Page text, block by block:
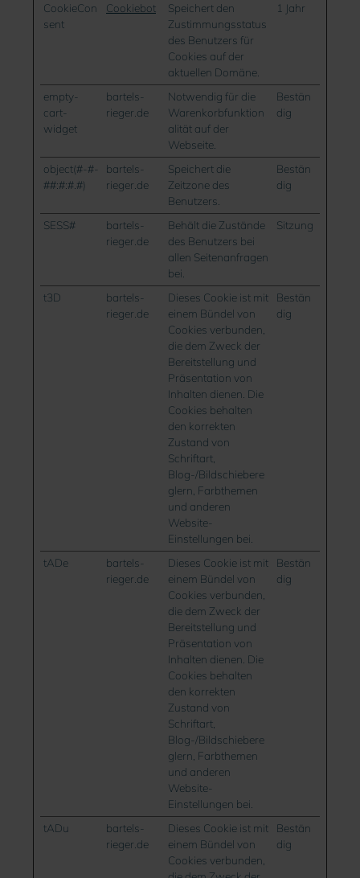
CookieCon
sent
Cookiebot
Speichert den
Zustimmungsstatus
des Benutzers für
Cookies auf der
aktuellen Domäne.
1 Jahr
empty-
cart-
widget
bartels-
rieger.de
Notwendig für die
Warenkorbfunktion
alität auf der
Webseite.
Bestän
dig
object(#-#-
##:#:#.#)
bartels-
rieger.de
Speichert die
Zeitzone des
Benutzers.
Bestän
dig
SESS#
bartels-
rieger.de
Behält die Zustände
des Benutzers bei
allen Seitenanfragen
bei.
Sitzung
t3D
bartels-
rieger.de
Dieses Cookie ist mit
einem Bündel von
Cookies verbunden,
die dem Zweck der
Bereitstellung und
Präsentation von
Inhalten dienen. Die
Cookies behalten
den korrekten
Zustand von
Schriftart,
Blog-/Bildschiebere
glern, Farbthemen
und anderen
Website-
Einstellungen bei.
Bestän
dig
tADe
bartels-
rieger.de
Dieses Cookie ist mit
einem Bündel von
Cookies verbunden,
die dem Zweck der
Bereitstellung und
Präsentation von
Inhalten dienen. Die
Cookies behalten
den korrekten
Zustand von
Schriftart,
Blog-/Bildschiebere
glern, Farbthemen
und anderen
Website-
Einstellungen bei.
Bestän
dig
tADu
bartels-
rieger.de
Dieses Cookie ist mit
einem Bündel von
Cookies verbunden,
Bestän
dig